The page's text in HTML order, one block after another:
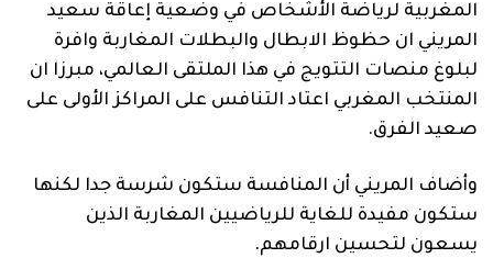
المغربية لرياضة الأشخاص في وضعية إعاقة سعيد
المريني ان حظوظ الابطال والبطلات المغاربة وافرة
لبلوغ منصات التتويج في هذا الملتقى العالمي، مبرزا ان
المنتخب المغربي اعتاد التنافس على المراكز الأولى على
صعيد الفرق.
وأضاف المريني أن المنافسة ستكون شرسة جدا لكنها
ستكون مفيدة للغاية للرياضيين المغاربة الذين
يسعون لتحسين ارقامهم.